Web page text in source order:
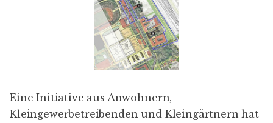
Eine Initiative aus Anwohnern,
Kleingewerbetreibenden und Kleingärtnern hat